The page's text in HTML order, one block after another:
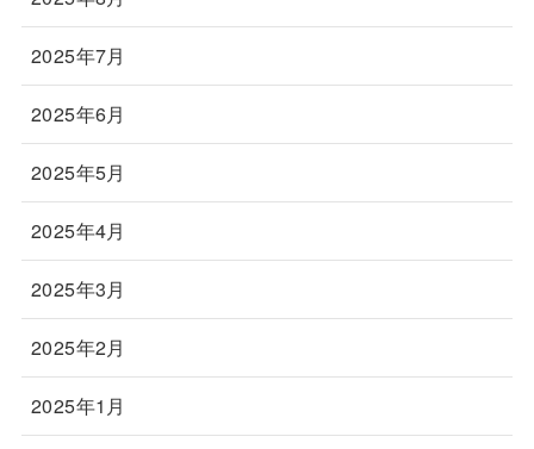
2025年7月
2025年6月
2025年5月
2025年4月
2025年3月
2025年2月
2025年1月